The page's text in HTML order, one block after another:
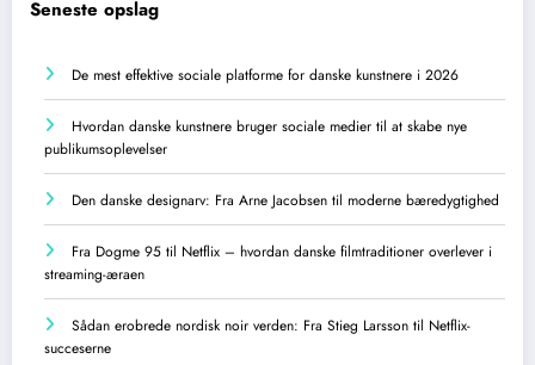
Seneste opslag
De mest effektive sociale platforme for danske kunstnere i 2026
Hvordan danske kunstnere bruger sociale medier til at skabe nye
publikumsoplevelser
Den danske designarv: Fra Arne Jacobsen til moderne bæredygtighed
Fra Dogme 95 til Netflix – hvordan danske filmtraditioner overlever i
streaming-æraen
Sådan erobrede nordisk noir verden: Fra Stieg Larsson til Netflix-
succeserne